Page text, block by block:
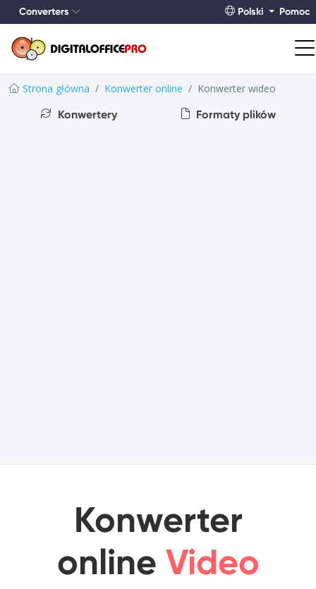
Converters Polski Pomoc
Strona główna Konwerter online
Konwerter wideo
Konwertery
Formaty plików
Konwerter
online Video